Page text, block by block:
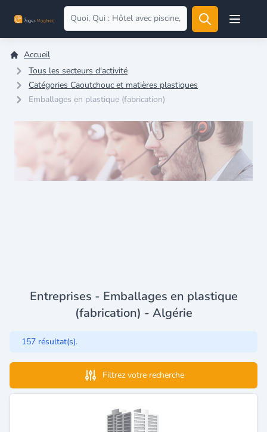
Open
Accueil
Tous les secteurs d'activité
Catégories Caoutchouc et matières plastiques
Emballages en plastique (fabrication)
Entreprises - Emballages en plastique
(fabrication) - Algérie
157 résultat(s).
Filtrez votre recherche